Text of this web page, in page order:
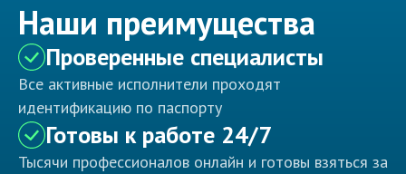
Наши преимущества
Проверенные специалисты
Все активные исполнители проходят
идентификацию по паспорту
Готовы к работе 24/7
Тысячи профессионалов онлайн и готовы взяться за